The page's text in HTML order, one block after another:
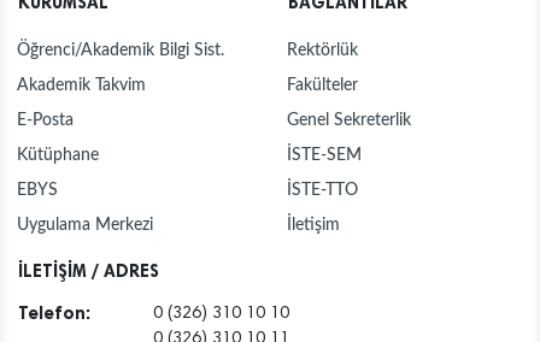
Öğrenci/Akademik Bilgi Sist.
Akademik Takvim
E-Posta
Kütüphane
EBYS
Uygulama Merkezi
Rektörlük
Fakülteler
Genel Sekreterlik
İSTE-SEM
İSTE-TTO
İletişim
İLETİŞİM / ADRES
Telefon:
0 (326) 310 10 10